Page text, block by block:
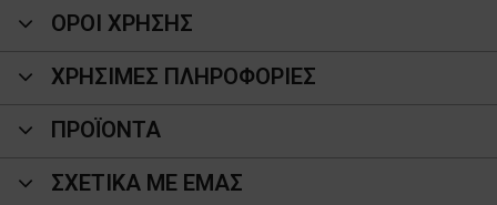
ΟΡΟΙ ΧΡΗΣΗΣ
ΧΡΗΣΙΜΕΣ ΠΛΗΡΟΦΟΡΙΕΣ
ΠΡΟΪΌΝΤΑ
ΣΧΕΤΙΚΑ ΜΕ ΕΜΑΣ